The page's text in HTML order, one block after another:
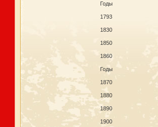
Годы
1793
1830
1850
1860
Годы
1870
1880
1890
1900